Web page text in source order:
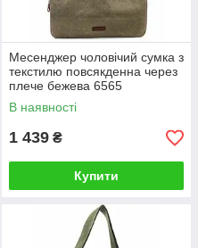
Месенджер чоловічий сумка з
текстилю повсякденна через
плече бежева 6565
В наявності
1 439 ₴
Купити